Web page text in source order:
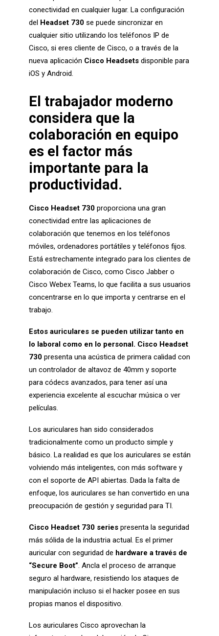
conectividad en cualquier lugar. La configuración
del Headset 730se puede sincronizar en
cualquier sitio utilizando los teléfonos IP de
Cisco, si eres cliente de Cisco, o a través de la
nueva aplicación Cisco Headsetsdisponible para
iOS y Android.
El trabajador moderno
considera que la
colaboración en equipo
es el factor más
importante para la
productividad .
Cisco Headset 730proporciona una gran
conectividad entre las aplicaciones de
colaboración que tenemos en los teléfonos
móviles, ordenadores portátiles y teléfonos fijos.
Está estrechamente integrado para los clientes de
colaboración de Cisco, como Cisco Jabber o
Cisco Webex Teams, lo que facilita a sus usuarios
concentrarse en lo que importa y centrarse en el
trabajo.
Estos auriculares se pueden utilizar tanto en
lo laboral como en lo personal. Cisco Headset
730presenta una acústica de primera calidad con
un controlador de altavoz de 40mm y soporte
para códecs avanzados, para tener así una
experiencia excelente al escuchar música o ver
películas.
Los auriculares han sido considerados
tradicionalmente como un producto simple y
básico. La realidad es que los auriculares se están
volviendo más inteligentes, con más software y
con el soporte de API abiertas. Dada la falta de
enfoque, los auriculares se han convertido en una
preocupación de gestión y seguridad para TI.
Cisco Headset 730 seriespresenta la seguridad
más sólida de la industria actual. Es el primer
auricular con seguridad de hardware a través de
“Secure Boot”. Ancla el proceso de arranque
seguro al hardware, resistiendo los ataques de
manipulación incluso si el hacker posee en sus
propias manos el dispositivo.
Los auriculares Cisco aprovechan la